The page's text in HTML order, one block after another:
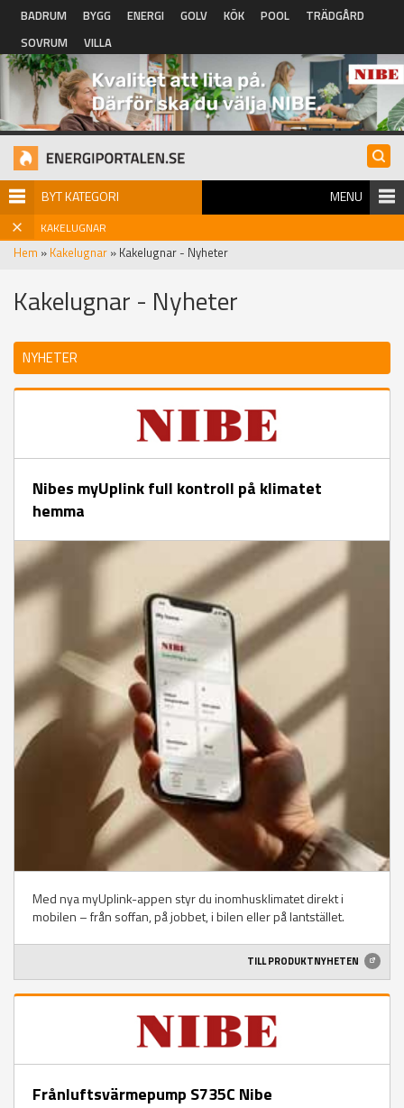
Hoppa till huvudinnehåll
BADRUM BYGG ENERGI GOLV KÖK POOL
TRÄDGÅRD
SOVRUM
VILLA
BYT KATEGORI MENU
KAKELUGNAR
Hem » Kakelugnar » Kakelugnar - Nyheter
Kakelugnar - Nyheter
NYHETER
Nibes myUplink full kontroll på klimatet
hemma
Med nya myUplink-appen styr du inomhusklimatet direkt i
mobilen – från soffan, på jobbet, i bilen eller på lantstället.
TILL PRODUKTNYHETEN
Frånluftsvärmepump S735C Nibe